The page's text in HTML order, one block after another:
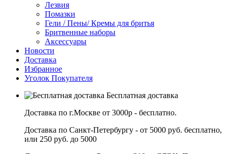
Лезвия
Помазки
Гели / Пены/ Кремы для бритья
Бритвенные наборы
Аксессуары
Новости
Доставка
Избранное
Уголок Покупателя
Бесплатная доставка
Доставка по г.Москве от 3000р - бесплатно.
Доставка по Санкт-Петербургу - от 5000 руб. бесплатно,
или 250 руб. до 5000